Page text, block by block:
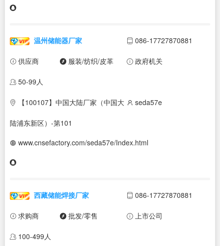
温州储能器厂家 086-17727870881
供应商 服装/纺织/皮革 政府机关
50-99人
【100107】中国大陆厂家（中国大
陆浦东新区）-第101
seda57e
www.cnsefactory.com/seda57e/Index.html
西藏储能焊接厂家 086-17727870881
求购商 批发/零售 上市公司
100-499人